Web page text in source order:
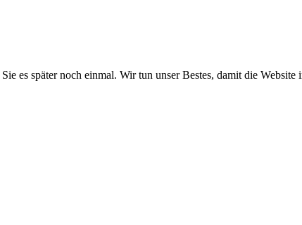
es später noch einmal. Wir tun unser Bestes, damit die